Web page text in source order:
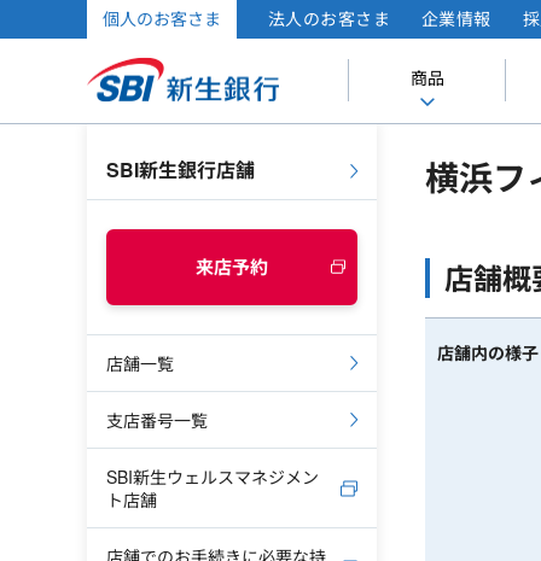
商品
個人のお客さま 法人のお客さま 企業情報
横浜フ
店舗
店舗内の様子
SBI新生銀行店舗
来店予約
店舗一覧
支店番号一覧
SBI新生ウェルスマネジメン
ト店舗
店舗でのお手続きに必要な持